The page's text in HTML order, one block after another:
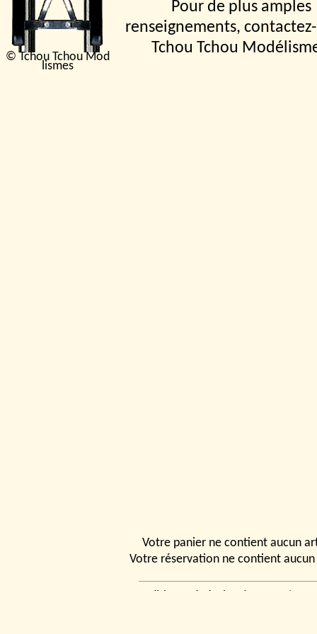
© Tchou Tchou Mod
lismes
Pour de plus amples
renseignements,
Tchou Tchou
Votre panier ne contient aucun
Votre réservation ne contient